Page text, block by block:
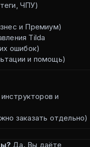
ЧПУ)
и Премиум)
Tilda
ошибок)
и помощь)
и
заказать отдельно)
Да. Вы даёте